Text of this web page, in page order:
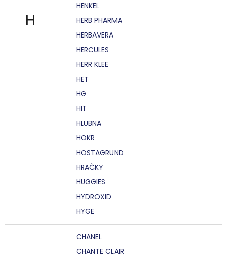
H
HENKEL
HERB PHARMA
HERBAVERA
HERCULES
HERR KLEE
HET
HG
HIT
HLUBNA
HOKR
HOSTAGRUND
HRAČKY
HUGGIES
HYDROXID
HYGE
CHANEL
CHANTE CLAIR